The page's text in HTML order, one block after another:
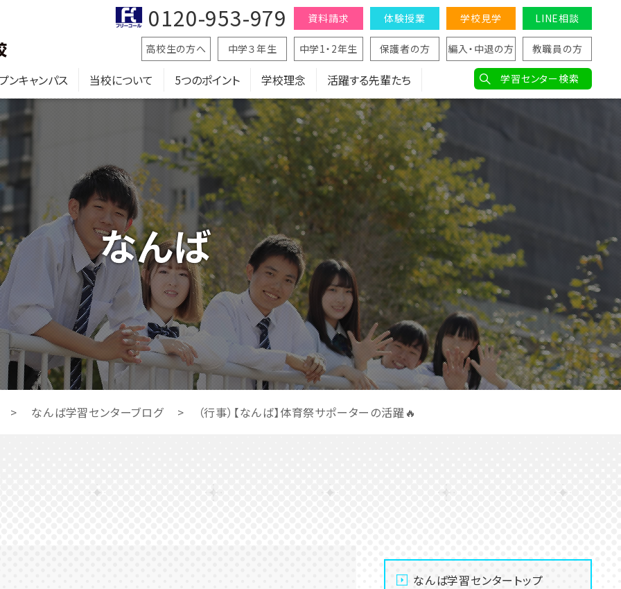
ンキャンパス 当校について 5つのポイント 学校理念 活躍する先輩たち
資料請求 体験授業 学校見学 LINE相談
高校生の方へ 中学３年生 中学1・2年生 保護者の方 編入・中退の方 教職員の方
学習センター検索
0120-953-979
なんば
> なんば学習センターブログ > （行事）【なんば】体育祭サポーターの活躍🔥
なんば学習センタートップ